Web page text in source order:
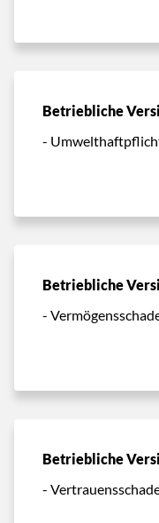
Betriebliche
-
Betriebliche
-
Betriebliche
-